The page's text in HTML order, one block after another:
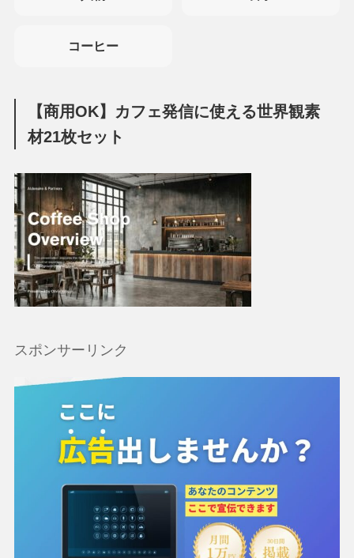
コーヒー
【商用OK】カフェ発信に使える世界観素
材21枚セット
スポンサーリンク